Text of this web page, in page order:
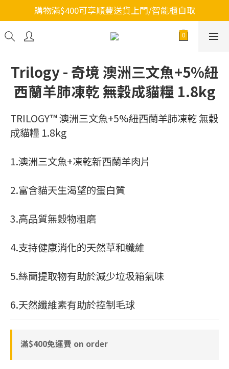
購物滿$400可享順豐送貨上門/智能櫃自取
Trilogy - 奇境 澳洲三文魚+5%紐
西蘭羊肺凍乾 無穀成貓糧 1.8kg
TRILOGY™ 澳洲三文魚+5%紐西蘭羊肺凍乾 無穀
成貓糧 1.8kg
1.澳洲三文魚+凍乾新西蘭羊肉片
2.富含貓天生渴望的蛋白質
3.高品質無穀物粗磨
4.支持健康消化的天然草和纖維
5.絲蘭提取物有助於減少垃圾箱氣味
6.天然纖維素有助於控制毛球
滿$400免運費 on order